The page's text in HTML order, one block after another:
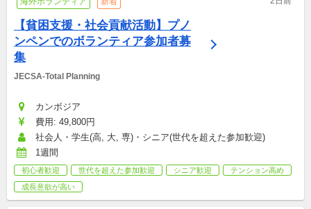
【貧困支援・社会貢献活動】プノ
ンペンでのボランティア参加者募
集
JECSA-Total Planning
カンボジア
費用: 49,800円
社会人・学生(高, 大, 専)・シニア(世代を超えた参加歓迎)
1週間
初心者歓迎 世代を超えた参加歓迎 シニア歓迎
テンション高め
成長意欲が高い